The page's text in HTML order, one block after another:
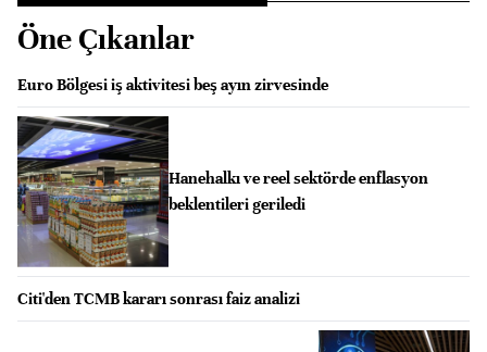
Öne Çıkanlar
Euro Bölgesi iş aktivitesi beş ayın zirvesinde
Hanehalkı ve reel sektörde enflasyon
beklentileri geriledi
Citi'den TCMB kararı sonrası faiz analizi